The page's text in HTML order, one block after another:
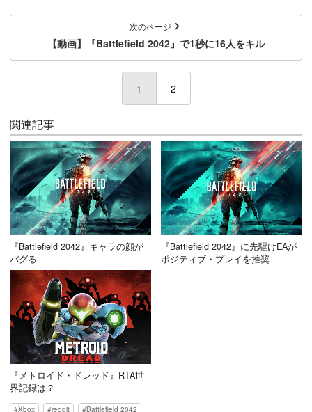
次のページ
【動画】『Battlefield 2042』で1秒に16人をキル
1 (current)
2
関連記事
『Battlefield 2042』キャラの顔が
バグる
『Battlefield 2042』に先駆けEAが
ポジティブ・プレイを推奨
『メトロイド・ドレッド』RTA世
界記録は？
Xbox reddit Battlefield 2042